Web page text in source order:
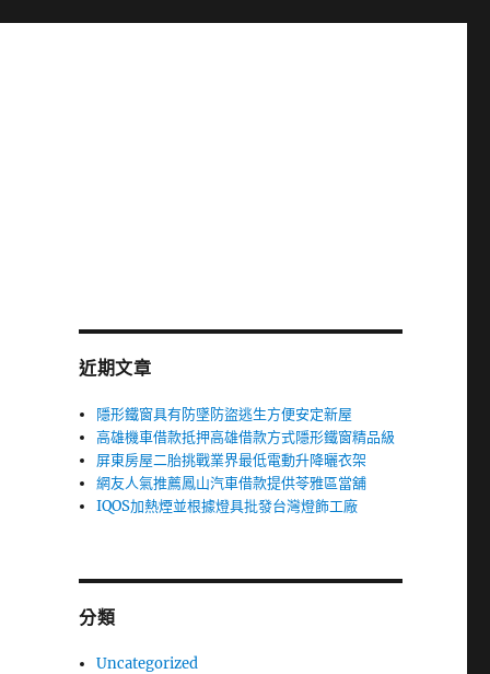
近期文章
隱形鐵窗具有防墜防盜逃生方便安定新屋
高雄機車借款抵押高雄借款方式隱形鐵窗精品級
屏東房屋二胎挑戰業界最低電動升降曬衣架
網友人氣推薦鳳山汽車借款提供苓雅區當舖
IQOS加熱煙並根據燈具批發台灣燈飾工廠
分類
Uncategorized